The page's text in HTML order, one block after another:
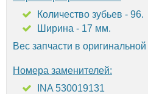
Количество зубьев - 96.
Ширина - 17 мм.
Вес запчасти в оригинальной
Номера заменителей:
INA 530019131